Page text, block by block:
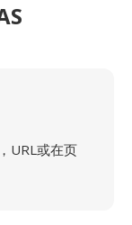
URL或在页